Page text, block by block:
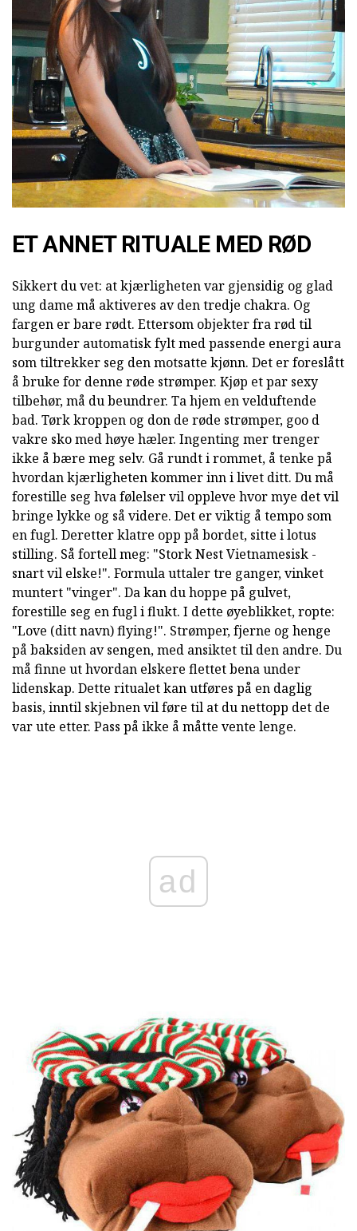
ET ANNET RITUALE MED RØD
Sikkert du vet: at kjærligheten var gjensidig og glad
ung dame må aktiveres av den tredje chakra. Og
fargen er bare rødt. Ettersom objekter fra rød til
burgunder automatisk fylt med passende energi aura
som tiltrekker seg den motsatte kjønn. Det er foreslått
å bruke for denne røde strømper. Kjøp et par sexy
tilbehør, må du beundrer. Ta hjem en velduftende
bad. Tørk kroppen og don de røde strømper, goo d
vakre sko med høye hæler. Ingenting mer trenger
ikke å bære meg selv. Gå rundt i rommet, å tenke på
hvordan kjærligheten kommer inn i livet ditt. Du må
forestille seg hva følelser vil oppleve hvor mye det vil
bringe lykke og så videre. Det er viktig å tempo som
en fugl. Deretter klatre opp på bordet, sitte i lotus
stilling. Så fortell meg: "Stork Nest Vietnamesisk -
snart vil elske!". Formula uttaler tre ganger, vinket
muntert "vinger". Da kan du hoppe på gulvet,
forestille seg en fugl i flukt. I dette øyeblikket, ropte:
"Love (ditt navn) flying!". Strømper, fjerne og henge
på baksiden av sengen, med ansiktet til den andre. Du
må finne ut hvordan elskere flettet bena under
lidenskap. Dette ritualet kan utføres på en daglig
basis, inntil skjebnen vil føre til at du nettopp det de
var ute etter. Pass på ikke å måtte vente lenge.
ad